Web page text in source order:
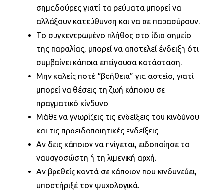
σημαδούρες γιατί τα ρεύματα μπορεί να
αλλάξουν κατεύθυνση και να σε παρασύρουν.
Το συγκεντρωμένο πλήθος στο ίδιο σημείο
της παραλίας, μπορεί να αποτελεί ένδειξη ότι
συμβαίνει κάποια επείγουσα κατάσταση.
Μην καλείς ποτέ “βοήθεια” για αστείο, γιατί
μπορεί να θέσεις τη ζωή κάποιου σε
πραγματικό κίνδυνο.
Μάθε να γνωρίζεις τις ενδείξεις του κινδύνου
και τις προειδοποιητικές ενδείξεις.
Αν δεις κάποιον να πνίγεται, ειδοποίησε το
ναυαγοσώστη ή τη λιμενική αρχή.
Αν βρεθείς κοντά σε κάποιον που κινδυνεύει,
υποστήριξέ τον ψυχολογικά.